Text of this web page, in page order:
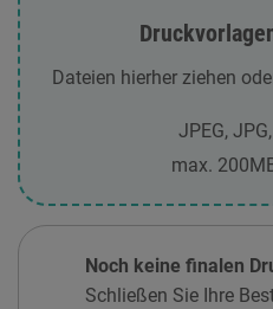
Dateien hierher ziehen
JPEG,
max.
Noch keine finalen
Schließen Sie Ihre